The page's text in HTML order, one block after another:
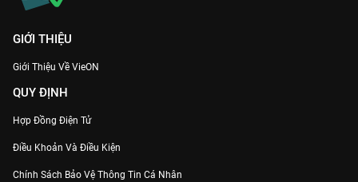
GIỚI THIỆU
Giới Thiệu Về VieON
QUY ĐỊNH
Hợp Đồng Điện Tử
Điều Khoản Và Điều Kiện
Chính Sách Bảo Vệ Thông Tin Cá Nhân